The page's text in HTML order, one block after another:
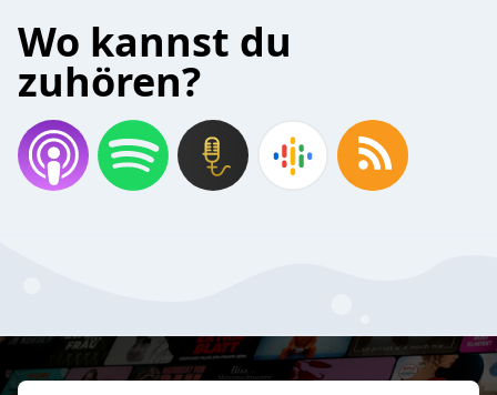
Wo kannst du
zuhören?